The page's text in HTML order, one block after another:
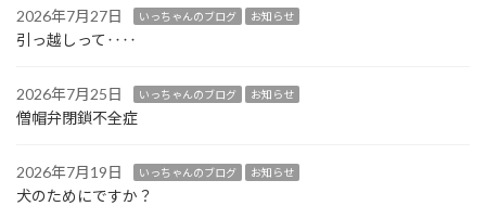
2026年7月27日 いっちゃんのブログ お知らせ
引っ越しって‥‥
2026年7月25日 いっちゃんのブログ お知らせ
僧帽弁閉鎖不全症
2026年7月19日 いっちゃんのブログ お知らせ
犬のためにですか？